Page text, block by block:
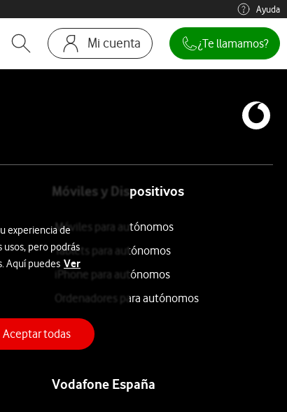
Ayuda
Abrir buscador. Abre en ventana modal
Mi cuenta
Ir a la pagina acceso clientes
¿Te llamamos?
Móviles y Dispositivos
Móviles para autónomos
Tablets para autónomos
iPhone para autónomos
Ordenadores para autónomos
Vodafone España
experiencia de
pero podrás
Aquí puedes Ver
Aceptar todas